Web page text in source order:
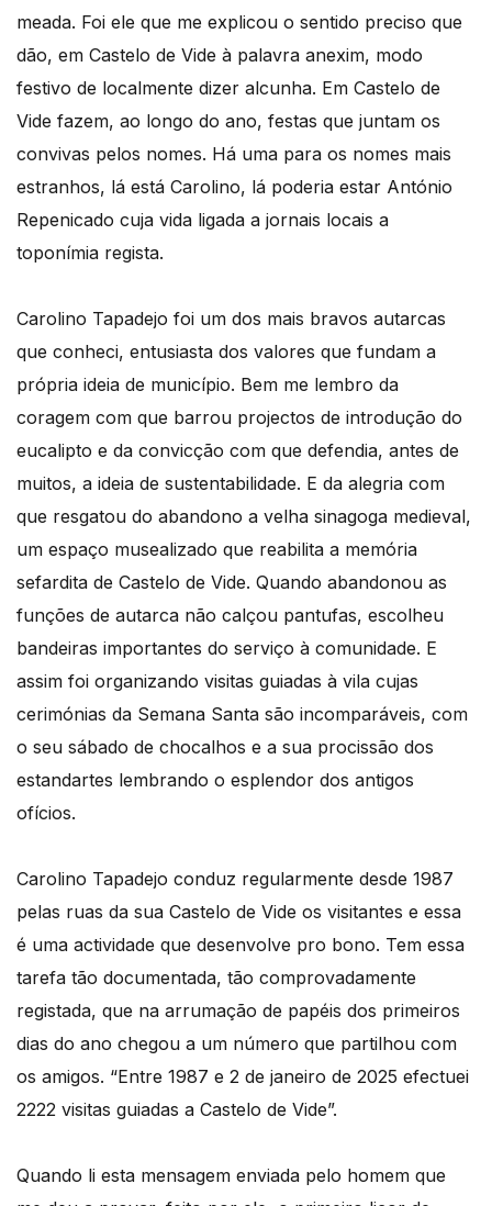
meada. Foi ele que me explicou o sentido preciso que
dão, em Castelo de Vide à palavra anexim, modo
festivo de localmente dizer alcunha. Em Castelo de
Vide fazem, ao longo do ano, festas que juntam os
convivas pelos nomes. Há uma para os nomes mais
estranhos, lá está Carolino, lá poderia estar António
Repenicado cuja vida ligada a jornais locais a
toponímia regista.
Carolino Tapadejo foi um dos mais bravos autarcas
que conheci, entusiasta dos valores que fundam a
própria ideia de município. Bem me lembro da
coragem com que barrou projectos de introdução do
eucalipto e da convicção com que defendia, antes de
muitos, a ideia de sustentabilidade. E da alegria com
que resgatou do abandono a velha sinagoga medieval,
um espaço musealizado que reabilita a memória
sefardita de Castelo de Vide. Quando abandonou as
funções de autarca não calçou pantufas, escolheu
bandeiras importantes do serviço à comunidade. E
assim foi organizando visitas guiadas à vila cujas
cerimónias da Semana Santa são incomparáveis, com
o seu sábado de chocalhos e a sua procissão dos
estandartes lembrando o esplendor dos antigos
ofícios.
Carolino Tapadejo conduz regularmente desde 1987
pelas ruas da sua Castelo de Vide os visitantes e essa
é uma actividade que desenvolve pro bono. Tem essa
tarefa tão documentada, tão comprovadamente
registada, que na arrumação de papéis dos primeiros
dias do ano chegou a um número que partilhou com
os amigos. “Entre 1987 e 2 de janeiro de 2025 efectuei
2222 visitas guiadas a Castelo de Vide”.
Quando li esta mensagem enviada pelo homem que